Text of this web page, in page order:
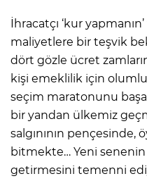
İhracatçı ‘kur
maliyetlere bir teşvik
dört gözle ücret
kişi emeklilik için
seçim maratonunu
bir yandan ülkemiz
salgınının pençesinde,
bitmekte… Yeni senenin
getirmesini temenni